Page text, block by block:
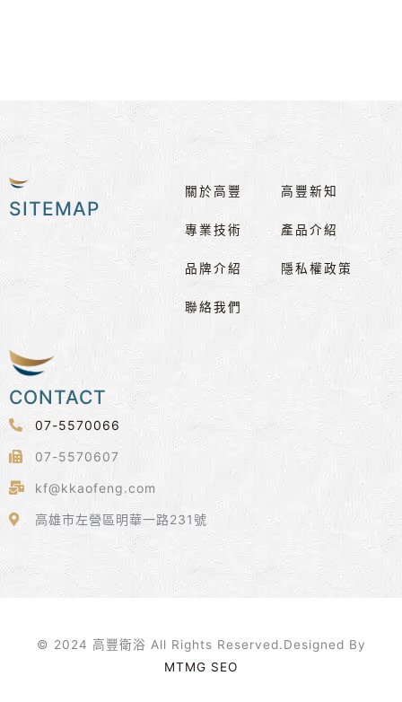
SITEMAP
關於高豐
專業技術
品牌介紹
聯絡我們
高豐新知
產品介紹
隱私權政策
CONTACT
07-5570066
07-5570607
kf@kkaofeng.com
高雄市左營區明華一路231號
© 2024 高豐衛浴 All Rights Reserved.Designed By
MTMG SEO